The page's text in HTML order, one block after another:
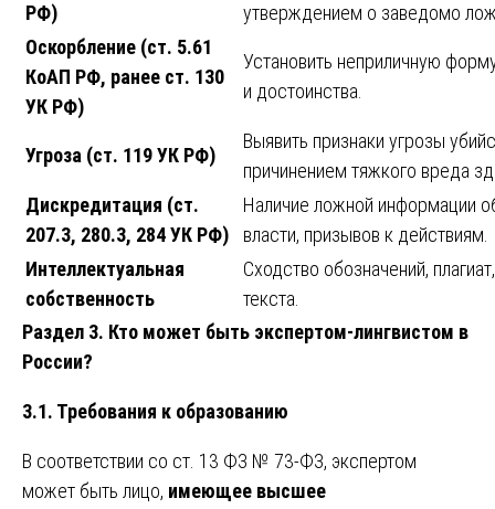
РФ)
утверждением о заведомо
Оскорбление (ст. 5.61
КоАП РФ, ранее ст. 130
УК РФ)
Установить неприличную
и достоинства.
Угроза (ст. 119 УК РФ)
Выявить признаки угрозы
причинением тяжкого вреда
Дискредитация (ст.
207.3, 280.3, 284 УК РФ)
Наличие ложной информации
власти, призывов к действиям.
Интеллектуальная
собственность
Сходство обозначений,
текста.
Раздел 3. Кто может быть экспертом-лингвистом в
России?
3.1. Требования к образованию
В соответствии со ст. 13 ФЗ № 73-ФЗ, экспертом
может быть лицо, имеющее высшее